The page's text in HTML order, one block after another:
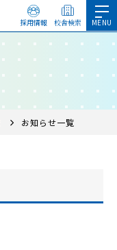
採用情報 校舎検索
お知らせ一覧